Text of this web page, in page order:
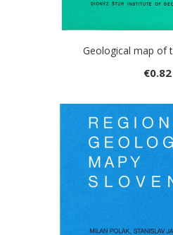
Geological map of
€0.82